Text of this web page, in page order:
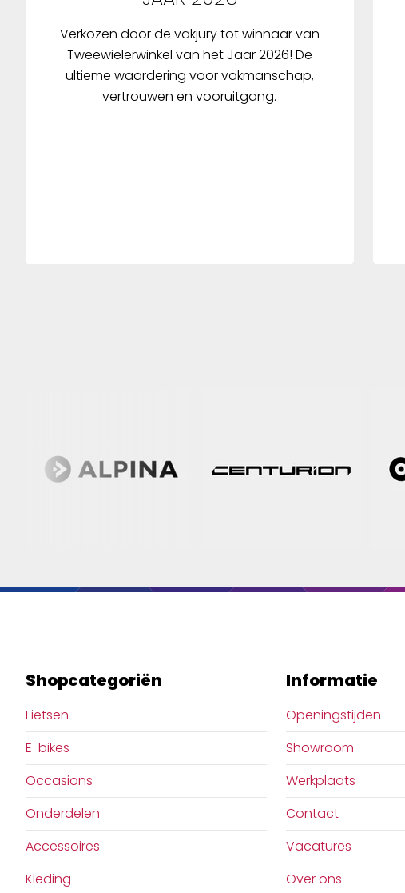
Verkozen door de vakjury tot winnaar van
Tweewielerwinkel van het Jaar 2026! De
ultieme waardering voor vakmanschap,
vertrouwen en vooruitgang.
Shopcategoriën
Fietsen
E-bikes
Occasions
Onderdelen
Accessoires
Kleding
Informatie
Openingstijden
Showroom
Werkplaats
Contact
Vacatures
Over ons